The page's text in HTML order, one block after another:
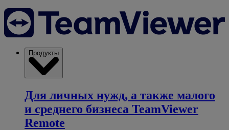
Продукты
Для личных нужд, а также малого
и среднего бизнеса TeamViewer
Remote